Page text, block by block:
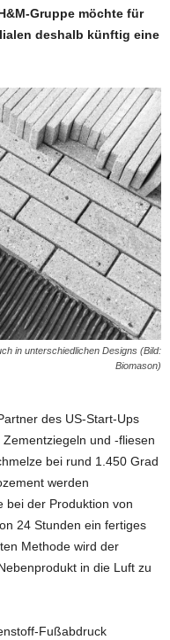
Gruppe möchte für
deshalb künftig eine
in unterschiedlichen Designs (Bild:
Biomason)
des US-Start-Ups
und -fliesen
bei rund 1.450 Grad
werden
bei der Produktion von
24 Stunden ein fertiges
Methode wird der
in die Luft zu
Fußabdruck